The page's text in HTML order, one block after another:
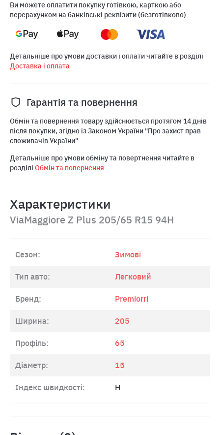
Ви можете оплатити покупку готівкою, карткою або
перерахунком на банківські реквізити (безготівково)
Детальніше про умови доставки і оплати читайте в розділі
Доставка і оплата
Гарантія та повернення
Обмін та повернення товару здійснюється протягом 14 днів
після покупки, згідно із Законом України "Про захист прав
споживачів України"
Детальніше про умови обміну та повертнення читайте в
розділі Обмін та повернення
Характеристики
ViaMaggiore Z Plus 205/65 R15 94H
Сезон: Зимові
Тип авто: Легковий
Бренд: Premiorri
Ширина: 205
Профіль: 65
Діаметр: 15
Індекс швидкості: H